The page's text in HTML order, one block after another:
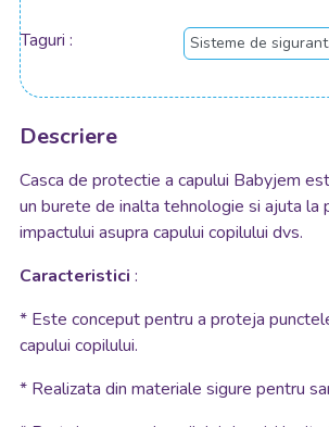
Taguri
Descriere
Casca de protectie a capului Babyjem
un burete de inalta tehnologie si ajuta la
impactului asupra capului copilului dvs.
Caracteristici :
* Este conceput pentru a proteja
capului copilului.
* Realizata din materiale sigure pentru